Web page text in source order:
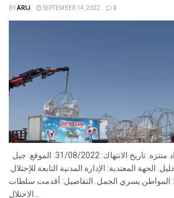
BYARIJ SEPTEMBER 14, 2022 0
الجهة المعتدية: الإدارة المدنية التابعة للإحتلال.
المواطن يسري الجمل. التفاصيل: أقدمت سلطات
الاحتلال...